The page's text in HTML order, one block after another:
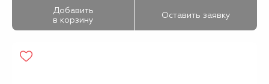
Добавить
в корзину
Оставить заявку